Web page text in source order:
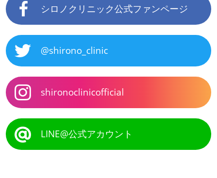
シロノクリニック公式ファンページ
@shirono_clinic
shironoclinicofficial
LINE@公式アカウント